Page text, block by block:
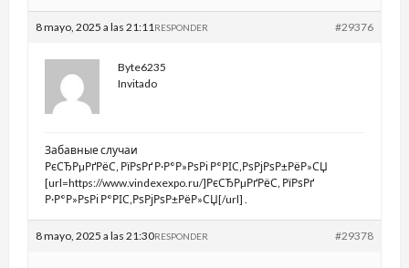
8 mayo, 2025 a las 21:11 #29376
RESPONDER
Byte6235
Invitado
Забавные случаи
РєСЂРµРґРёС‚ РїРѕРґ Р·Р°Р»РѕРі Р°РІС‚РѕРјРѕР±РёР»СЏ
[url=https://www.vindexexpo.ru/]РєСЂРµРґРёС‚ РїРѕРґ
Р·Р°Р»РѕРі Р°РІС‚РѕРјРѕР±РёР»СЏ[/url] .
8 mayo, 2025 a las 21:30 #29378
RESPONDER